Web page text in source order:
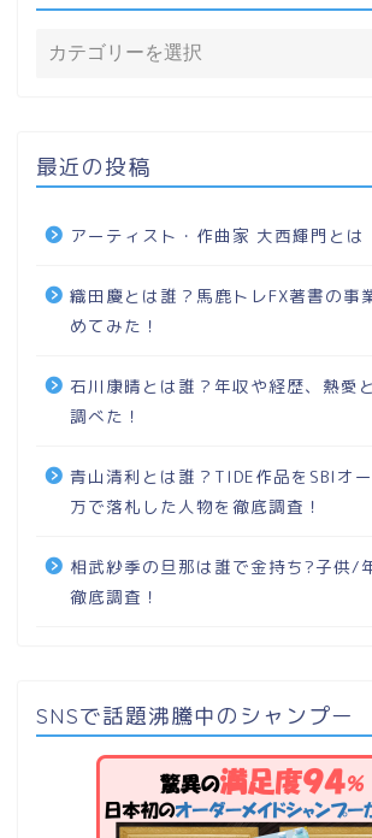
最近の投稿
アーティスト・作曲家 大西輝門とは
織田慶とは誰？馬鹿トレFX著書の事
めてみた！
石川康晴とは誰？年収や経歴、熱愛
調べた！
青山清利とは誰？TIDE作品をSBIオ
万で落札した人物を徹底調査！
相武紗季の旦那は誰で金持ち?子供/
徹底調査！
SNSで話題沸騰中のシャンプー